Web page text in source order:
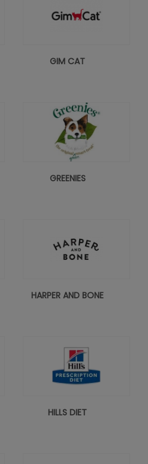
GIM CAT
GREENIES
HARPER AND BONE
HILLS DIET